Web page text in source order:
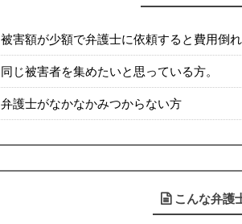
被害額が少額で弁護士に依頼すると費用倒
同じ被害者を集めたいと思っている方。
弁護士がなかなかみつからない方
こんな弁護